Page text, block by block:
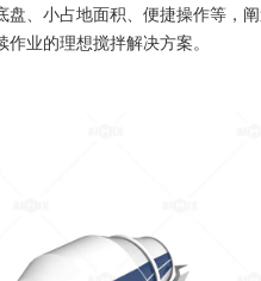
盘、小占地面积、便捷操作等，
业的理想搅拌解决方案。